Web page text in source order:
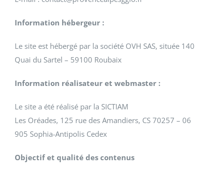
Information hébergeur :
Le site est hébergé par la société OVH SAS, située 140
Quai du Sartel – 59100 Roubaix
Information réalisateur et webmaster :
Le site a été réalisé par la SICTIAM
Les Oréades, 125 rue des Amandiers, CS 70257 – 06
905 Sophia-Antipolis Cedex
Objectif et qualité des contenus